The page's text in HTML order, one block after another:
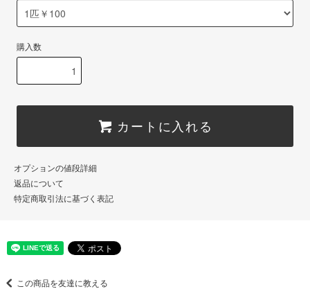
購入数
カートに入れる
オプションの値段詳細
返品について
特定商取引法に基づく表記
この商品を友達に教える